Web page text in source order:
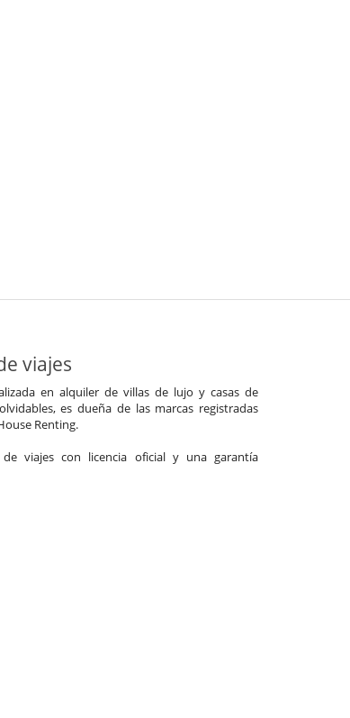
viajes
en alquiler de villas de lujo y casas de
es dueña de las marcas registradas
Renting.
de viajes con licencia oficial y una garantía